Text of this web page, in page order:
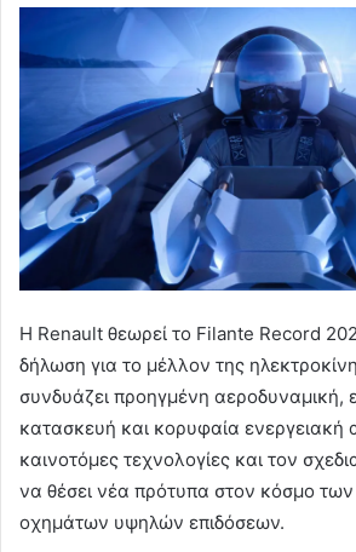
Η Renault θεωρεί το Filante Record
δήλωση για το μέλλον της
συνδυάζει προηγμένη αεροδυναμική,
κατασκευή και κορυφαία ενεργειακή
καινοτόμες τεχνολογίες και τον
να θέσει νέα πρότυπα στον κόσμο
οχημάτων υψηλών επιδόσεων.